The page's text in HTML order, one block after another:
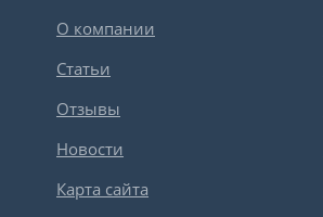
О компании
Статьи
Отзывы
Новости
Карта сайта